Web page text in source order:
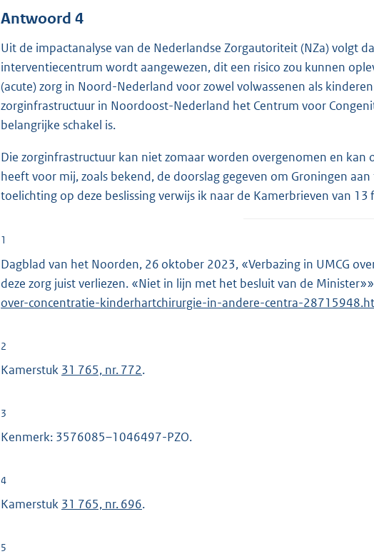
Antwoord 4
Uit de impactanalyse van de Nederlandse Zorgautoriteit (NZa) volgt
interventiecentrum wordt aangewezen, dit een risico zou kunnen
(acute) zorg in Noord-Nederland voor zowel volwassenen als
zorginfrastructuur in Noordoost-Nederland het Centrum voor
belangrijke schakel is.
Die zorginfrastructuur kan niet zomaar worden overgenomen en
heeft voor mij, zoals bekend, de doorslag gegeven om Groningen
toelichting op deze beslissing verwijs ik naar de Kamerbrieven van 13
1
Dagblad van het Noorden, 26 oktober 2023, «Verbazing in UMCG
deze zorg juist verliezen. «Niet in lijn met het besluit van de
over-concentratie-kinderhartchirurgie-in-andere-centra-
2
Kamerstuk 31 765, nr. 772.
3
Kenmerk: 3576085–1046497-PZO.
4
Kamerstuk 31 765, nr. 696.
5